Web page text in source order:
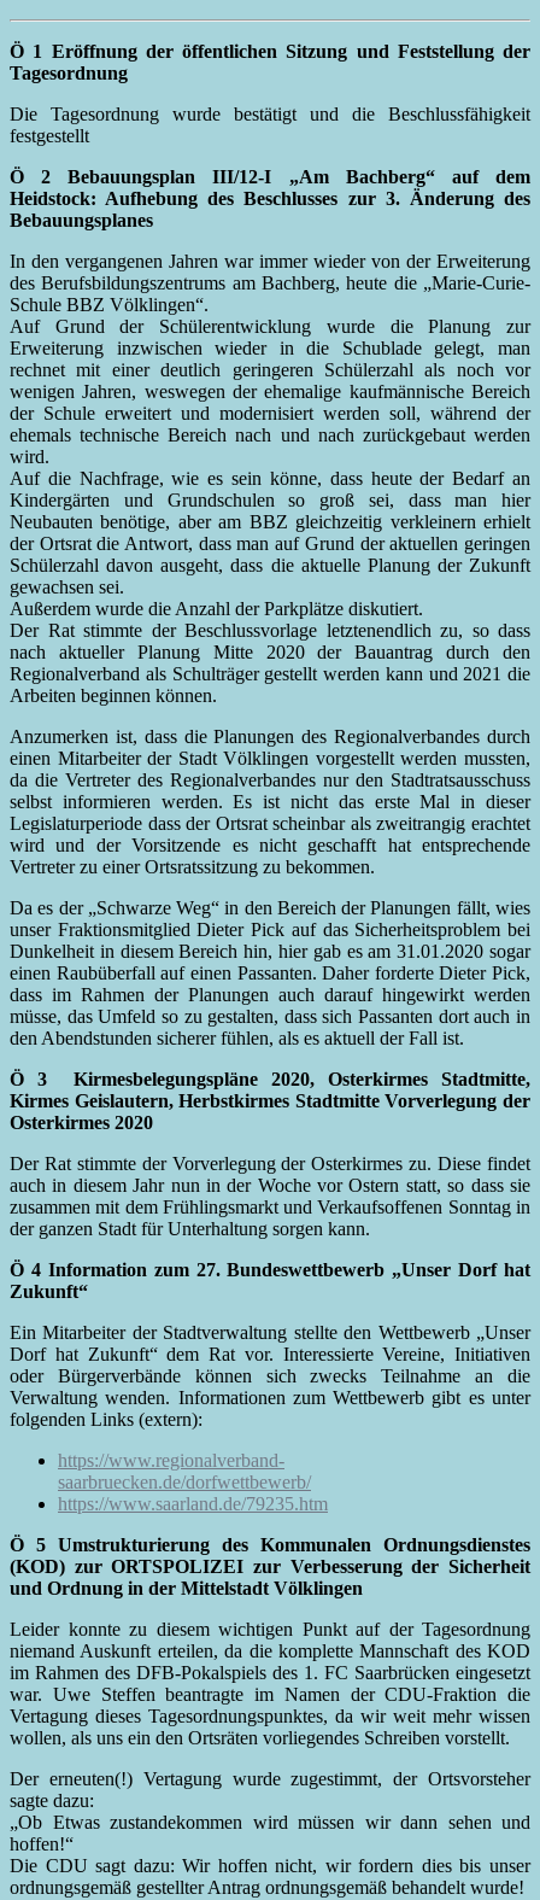
Ö 1 Eröffnung der öffentlichen Sitzung und Feststellung der
Tagesordnung
Die Tagesordnung wurde bestätigt und die Beschlussfähigkeit
festgestellt
Ö 2 Bebauungsplan III/12-I „Am Bachberg“ auf dem
Heidstock: Aufhebung des Beschlusses zur 3. Änderung des
Bebauungsplanes
In den vergangenen Jahren war immer wieder von der Erweiterung
des Berufsbildungszentrums am Bachberg, heute die „Marie-Curie-
Schule BBZ Völklingen“.
Auf Grund der Schülerentwicklung wurde die Planung zur
Erweiterung inzwischen wieder in die Schublade gelegt, man
rechnet mit einer deutlich geringeren Schülerzahl als noch vor
wenigen Jahren, weswegen der ehemalige kaufmännische Bereich
der Schule erweitert und modernisiert werden soll, während der
ehemals technische Bereich nach und nach zurückgebaut werden
wird.
Auf die Nachfrage, wie es sein könne, dass heute der Bedarf an
Kindergärten und Grundschulen so groß sei, dass man hier
Neubauten benötige, aber am BBZ gleichzeitig verkleinern erhielt
der Ortsrat die Antwort, dass man auf Grund der aktuellen geringen
Schülerzahl davon ausgeht, dass die aktuelle Planung der Zukunft
gewachsen sei.
Außerdem wurde die Anzahl der Parkplätze diskutiert.
Der Rat stimmte der Beschlussvorlage letztenendlich zu, so dass
nach aktueller Planung Mitte 2020 der Bauantrag durch den
Regionalverband als Schulträger gestellt werden kann und 2021 die
Arbeiten beginnen können.
Anzumerken ist, dass die Planungen des Regionalverbandes durch
einen Mitarbeiter der Stadt Völklingen vorgestellt werden mussten,
da die Vertreter des Regionalverbandes nur den Stadtratsausschuss
selbst informieren werden. Es ist nicht das erste Mal in dieser
Legislaturperiode dass der Ortsrat scheinbar als zweitrangig erachtet
wird und der Vorsitzende es nicht geschafft hat entsprechende
Vertreter zu einer Ortsratssitzung zu bekommen.
Da es der „Schwarze Weg“ in den Bereich der Planungen fällt, wies
unser Fraktionsmitglied Dieter Pick auf das Sicherheitsproblem bei
Dunkelheit in diesem Bereich hin, hier gab es am 31.01.2020 sogar
einen Raubüberfall auf einen Passanten. Daher forderte Dieter Pick,
dass im Rahmen der Planungen auch darauf hingewirkt werden
müsse, das Umfeld so zu gestalten, dass sich Passanten dort auch in
den Abendstunden sicherer fühlen, als es aktuell der Fall ist.
Ö 3 Kirmesbelegungspläne 2020, Osterkirmes Stadtmitte,
Kirmes Geislautern, Herbstkirmes Stadtmitte Vorverlegung der
Osterkirmes 2020
Der Rat stimmte der Vorverlegung der Osterkirmes zu. Diese findet
auch in diesem Jahr nun in der Woche vor Ostern statt, so dass sie
zusammen mit dem Frühlingsmarkt und Verkaufsoffenen Sonntag in
der ganzen Stadt für Unterhaltung sorgen kann.
Ö 4 Information zum 27. Bundeswettbewerb „Unser Dorf hat
Zukunft“
Ein Mitarbeiter der Stadtverwaltung stellte den Wettbewerb „Unser
Dorf hat Zukunft“ dem Rat vor. Interessierte Vereine, Initiativen
oder Bürgerverbände können sich zwecks Teilnahme an die
Verwaltung wenden. Informationen zum Wettbewerb gibt es unter
folgenden Links (extern):
https://www.regionalverband-
saarbruecken.de/dorfwettbewerb/
https://www.saarland.de/79235.htm
Ö 5 Umstrukturierung des Kommunalen Ordnungsdienstes
(KOD) zur ORTSPOLIZEI zur Verbesserung der Sicherheit
und Ordnung in der Mittelstadt Völklingen
Leider konnte zu diesem wichtigen Punkt auf der Tagesordnung
niemand Auskunft erteilen, da die komplette Mannschaft des KOD
im Rahmen des DFB-Pokalspiels des 1. FC Saarbrücken eingesetzt
war. Uwe Steffen beantragte im Namen der CDU-Fraktion die
Vertagung dieses Tagesordnungspunktes, da wir weit mehr wissen
wollen, als uns ein den Ortsräten vorliegendes Schreiben vorstellt.
Der erneuten(!) Vertagung wurde zugestimmt, der Ortsvorsteher
sagte dazu:
„Ob Etwas zustandekommen wird müssen wir dann sehen und
hoffen!“
Die CDU sagt dazu: Wir hoffen nicht, wir fordern dies bis unser
ordnungsgemäß gestellter Antrag ordnungsgemäß behandelt wurde!